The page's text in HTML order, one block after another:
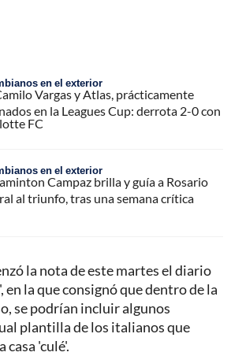
en el exterior
Vargas y Atlas, prácticamente
en la Leagues Cup: derrota 2-0 con
FC
en el exterior
Campaz brilla y guía a Rosario
al triunfo, tras una semana crítica
la nota de este martes el diario
la que consignó que dentro de la
se podrían incluir algunos
plantilla de los italianos que
casa 'culé'.